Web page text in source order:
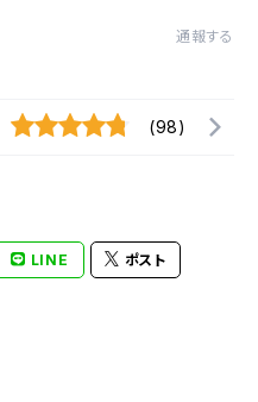
通報する
(98)
LINE ポスト